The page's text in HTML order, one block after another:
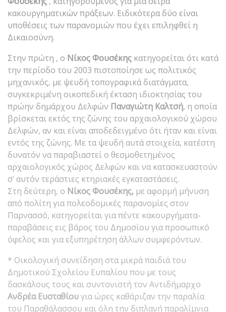
κακουργηματικών πράξεων. Ειδικότερα δύο είναι
υποθέσεις των παρανομιών που έχει επιληφθεί η
Δικαιοσύνη.
Στην πρώτη , ο Νίκος Φουσέκης κατηγορείται ότι κατά
την περίοδο του 2003 πιστοποίησε ως πολιτικός
μηχανικός, με ψευδή τοπογραφικά διατάγματα,
συγκεκριμένη οικοπεδική έκταση ιδιοκτησίας του
πρώην δημάρχου Δελφών Παναγιώτη Καλτσή, η οποία
βρίσκεται εκτός της ζώνης του αρχαιολογικού χώρου
Δελφών, αν και είναι αποδεδειγμένο ότι ήταν και είναι
εντός της ζώνης. Με τα ψευδή αυτά στοιχεία, κατέστη
δυνατόν να παραβιαστεί ο θεσμοθετημένος
αρχαιολογικός χώρος Δελφών και να κατασκευαστούν
σ’ αυτόν τεράστιες κτηριακές εγκαταστάσεις.
Στη δεύτερη, ο Νίκος Φουσέκης, με αφορμή μήνυση
από πολίτη για πολεοδομικές παρανομίες στον
Παρνασσό, κατηγορείται για πέντε κακουργήματα-
παραβάσεις εις βάρος του Δημοσίου για προσωπικό
όφελος και για εξυπηρέτηση άλλων συμφερόντων.
* Οικολογική συνείδηση στα μικρά παιδιά του
Δημοτικού Σχολείου Ευπαλίου που με τους
δασκάλους τους και συντονιστή τον Αντιδήμαρχο
Ανδρέα Ευσταθίουγια ώρες καθάριζαν την παραλία
του Παραθάλασσου και όλη την διπλανή παραλίμνια